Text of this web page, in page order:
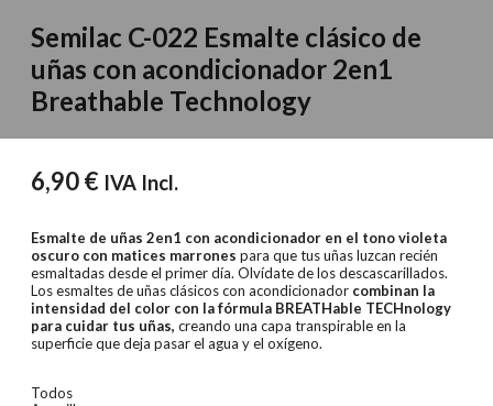
Semilac C-022 Esmalte clásico de
uñas con acondicionador 2en1
Breathable Technology
6,90€ IVA Incl.
Esmalte de uñas 2en1 con acondicionador en el tono violeta
oscuro con matices marrones para que tus uñas luzcan recién
esmaltadas desde el primer día. Olvídate de los descascarillados.
Los esmaltes de uñas clásicos con acondicionador combinan la
intensidad del color con la fórmula BREATHable TECHnology
para cuidar tus uñas, creando una capa transpirable en la
superficie que deja pasar el agua y el oxígeno.
Todos